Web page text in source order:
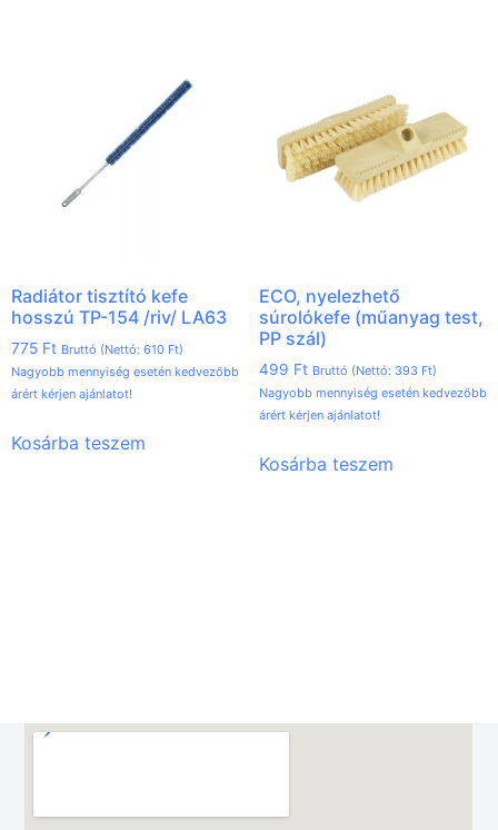
Radiátor tisztító kefe
hosszú TP-154 /riv/ LA63
775 Ft Bruttó (Nettó: 610 Ft)
Nagyobb mennyiség esetén kedvezőbb
árért kérjen ajánlatot!
Kosárba teszem
ECO, nyelezhető
súrolókefe (műanyag test,
PP szál)
499 Ft Bruttó (Nettó: 393 Ft)
Nagyobb mennyiség esetén kedvezőbb
árért kérjen ajánlatot!
Kosárba teszem